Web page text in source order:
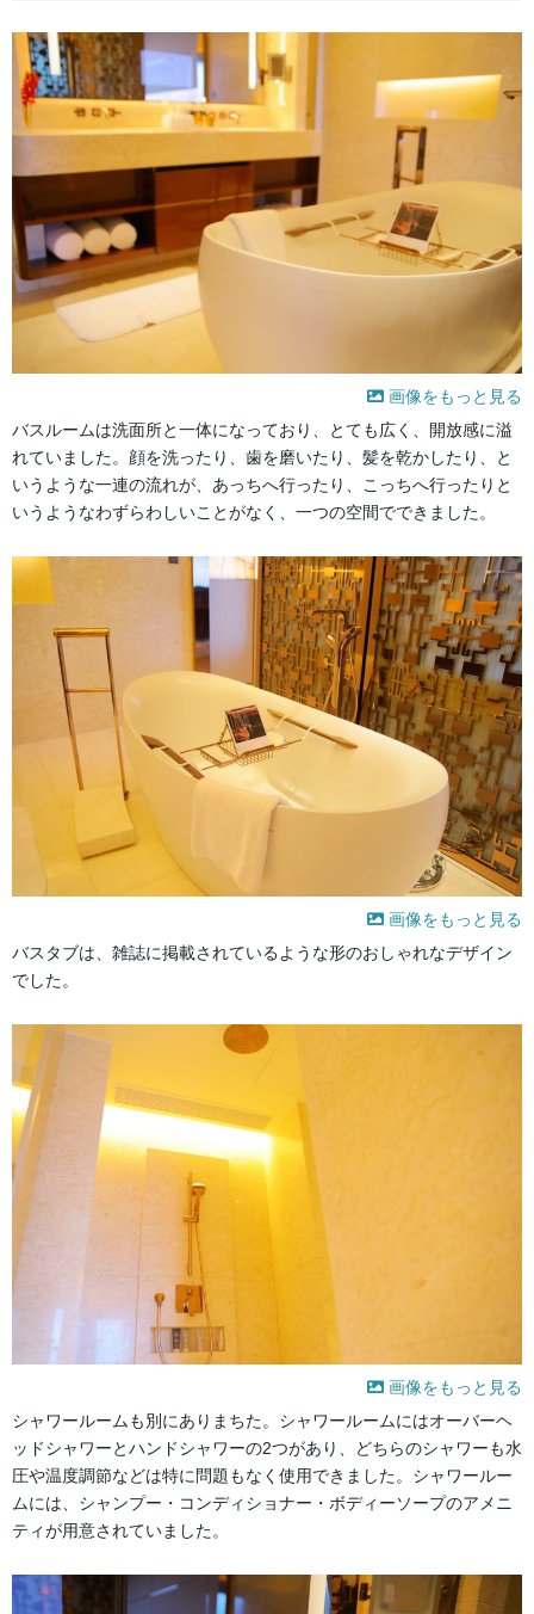
画像をもっと見る
バスルームは洗面所と一体になっており、とても広く、開放感に溢
れていました。顔を洗ったり、歯を磨いたり、髪を乾かしたり、と
いうような一連の流れが、あっちへ行ったり、こっちへ行ったりと
いうようなわずらわしいことがなく、一つの空間でできました。
画像をもっと見る
バスタブは、雑誌に掲載されているような形のおしゃれなデザイン
でした。
画像をもっと見る
シャワールームも別にありまちた。シャワールームにはオーバーヘ
ッドシャワーとハンドシャワーの2つがあり、どちらのシャワーも水
圧や温度調節などは特に問題もなく使用できました。シャワールー
ムには、シャンプー・コンディショナー・ボディーソープのアメニ
ティが用意されていました。